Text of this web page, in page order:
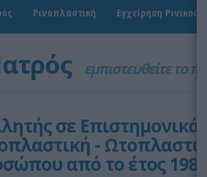
Ρινοπλαστική Εγχείρηση Ρινικού
εμπιστευθείτε το
σε Επιστημονικά
-
από το έτος 1989